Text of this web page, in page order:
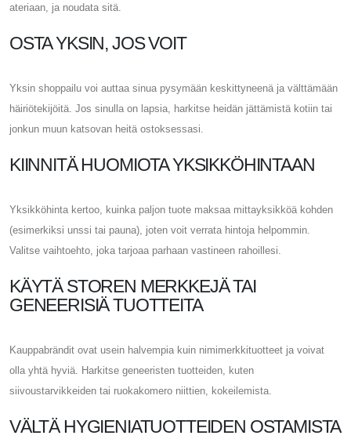
ateriaan, ja noudata sitä.
OSTA YKSIN, JOS VOIT
Yksin shoppailu voi auttaa sinua pysymään keskittyneenä ja välttämään
häiriötekijöitä. Jos sinulla on lapsia, harkitse heidän jättämistä kotiin tai
jonkun muun katsovan heitä ostoksessasi.
KIINNITÄ HUOMIOTA YKSIKKÖHINTAAN
Yksikköhinta kertoo, kuinka paljon tuote maksaa mittayksikköä kohden
(esimerkiksi unssi tai pauna), joten voit verrata hintoja helpommin.
Valitse vaihtoehto, joka tarjoaa parhaan vastineen rahoillesi.
KÄYTÄ STOREN MERKKEJÄ TAI
GENEERISIÄ TUOTTEITA
Kauppabrändit ovat usein halvempia kuin nimimerkkituotteet ja voivat
olla yhtä hyviä. Harkitse geneeristen tuotteiden, kuten
siivoustarvikkeiden tai ruokakomero niittien, kokeilemista.
VÄLTÄ HYGIENIATUOTTEIDEN OSTAMISTA